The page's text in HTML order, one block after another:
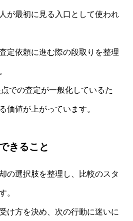
が最初に見る入口として使われ
定依頼に進む際の段取りを整理
での査定が一般化しているた
価値が上がっています。
きること
の選択肢を整理し、比較のスタ
。
け方を決め、次の行動に迷いに